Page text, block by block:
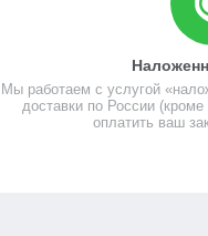
Мы работаем с услугой
доставки по России
оплатить ваш